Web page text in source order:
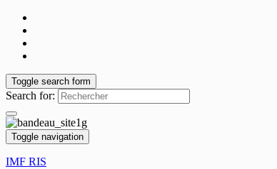
Toggle search form
Search for:
Toggle navigation
IMF RIS